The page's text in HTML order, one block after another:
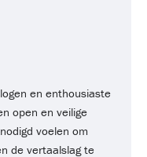
en enthousiaste
open en veilige
voelen om
de vertaalslag te